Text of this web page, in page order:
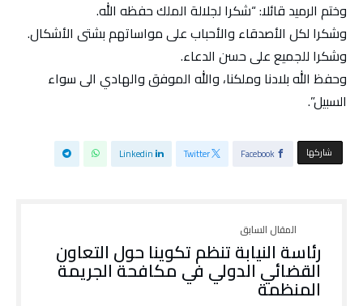
وختم الرميد قائلا: “شكرا لجلالة الملك حفظه الله.
وشكرا لكل الأصدقاء والأحباب على مواساتهم بشتى الأشكال.
وشكرا للجميع على حسن الدعاء.
وحفظ الله بلادنا وملكنا، والله الموفق والهادي الى سواء
السبيل”.
‫‫ شاركها‬ Facebook
Twitter
Linkedin
رئاسة النيابة تنظم تكوينا حول التعاون
القضائي الدولي في مكافحة الجريمة
المنظمة